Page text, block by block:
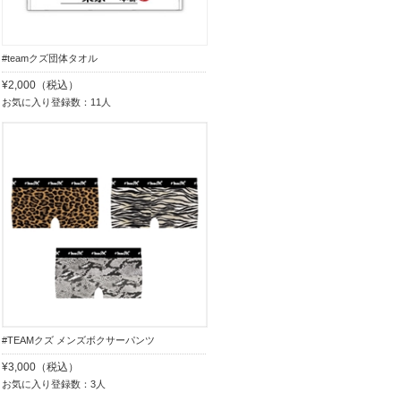
#teamクズ団体タオル
¥2,000（税込）
お気に入り登録数：11人
#TEAMクズ メンズボクサーパンツ
¥3,000（税込）
お気に入り登録数：3人